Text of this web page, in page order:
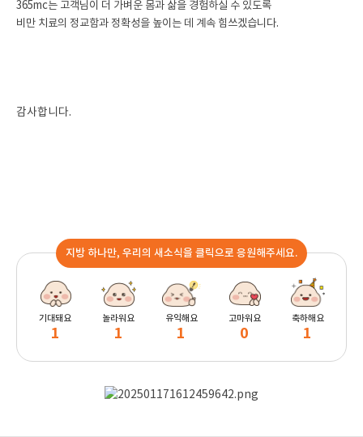
365mc는 고객님이 더 가벼운 몸과 삶을 경험하실 수 있도록
비만 치료의 정교함과 정확성을 높이는 데 계속 힘쓰겠습니다.
감사합니다.
지방 하나만, 우리의 새소식을 클릭으로 응원해주세요.
기대돼요
1
놀라워요
1
유익해요
1
고마워요
0
축하해요
1